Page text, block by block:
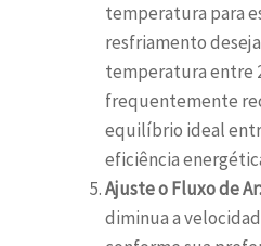
temperatura para
resfriamento
temperatura entre
frequentemente
equilíbrio ideal
eficiência
Ajuste o Fluxo de Ar:
diminua a